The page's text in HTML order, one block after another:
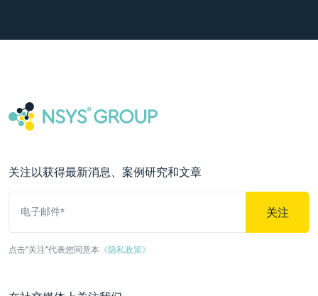
关注以获得最新消息、案例研究和文章
电子邮件* 关注
点击“关注”代表您同意本 《隐私政策》